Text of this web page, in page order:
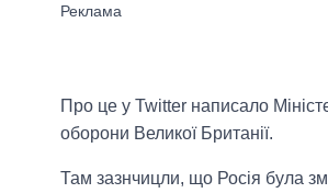
Про це у Twitter написало
оборони Великої Британії.
Там зазнчицли, що Росія була